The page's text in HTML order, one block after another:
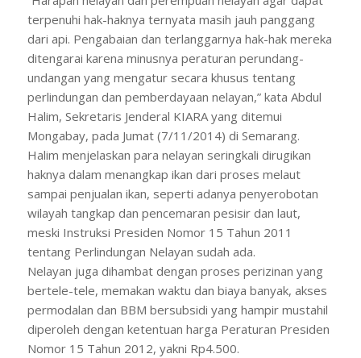
terpenuhi hak-haknya ternyata masih jauh panggang
dari api. Pengabaian dan terlanggarnya hak-hak mereka
ditengarai karena minusnya peraturan perundang-
undangan yang mengatur secara khusus tentang
perlindungan dan pemberdayaan nelayan,” kata Abdul
Halim, Sekretaris Jenderal KIARA yang ditemui
Mongabay, pada Jumat (7/11/2014) di Semarang.
Halim menjelaskan para nelayan seringkali dirugikan
haknya dalam menangkap ikan dari proses melaut
sampai penjualan ikan, seperti adanya penyerobotan
wilayah tangkap dan pencemaran pesisir dan laut,
meski Instruksi Presiden Nomor 15 Tahun 2011
tentang Perlindungan Nelayan sudah ada.
Nelayan juga dihambat dengan proses perizinan yang
bertele-tele, memakan waktu dan biaya banyak, akses
permodalan dan BBM bersubsidi yang hampir mustahil
diperoleh dengan ketentuan harga Peraturan Presiden
Nomor 15 Tahun 2012, yakni Rp4.500.